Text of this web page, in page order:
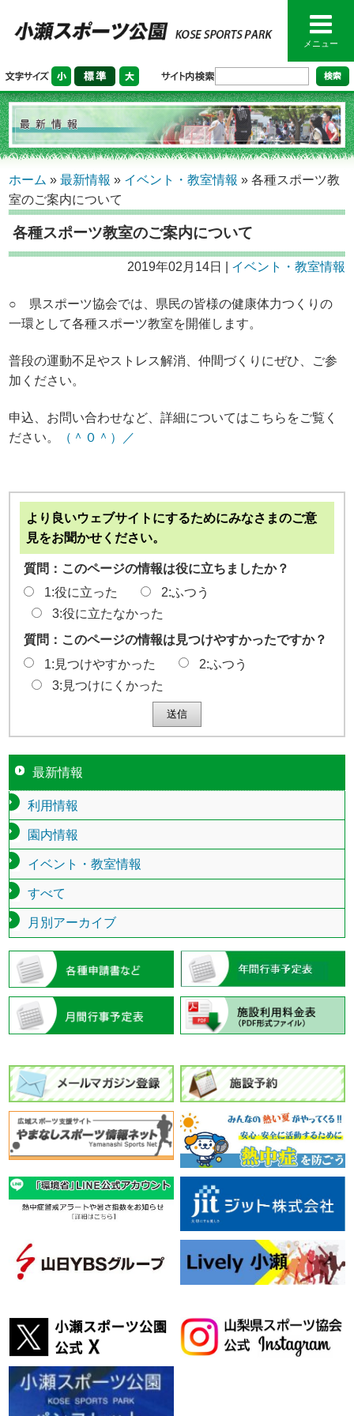
メニュー
ホーム »最新情報 » イベント・教室情報 »各種スポーツ教
室のご案内について
各種スポーツ教室のご案内について
2019年02月14日 | イベント・教室情報
○ 県スポーツ協会では、県民の皆様の健康体力つくりの
一環として各種スポーツ教室を開催します。
普段の運動不足やストレス解消、仲間づくりにぜひ、ご参
加ください。
申込、お問い合わせなど、詳細についてはこちらをご覧く
ださい。
（＾０＾）／
より良いウェブサイトにするためにみなさまのご意
見をお聞かせください。
質問：このページの情報は役に立ちましたか？
1:役に立った
2:ふつう
3:役に立たなかった
質問：このページの情報は見つけやすかったですか？
1:見つけやすかった
2:ふつう
3:見つけにくかった
最新情報
利用情報
園内情報
イベント・教室情報
すべて
月別アーカイブ